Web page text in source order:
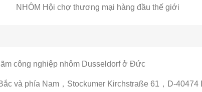
NHÔM Hội chợ thương mại hàng đầu thế giới
công nghiệp nhôm Dusseldorf ở Đức
và phía Nam，Stockumer Kirchstraße 61，D-